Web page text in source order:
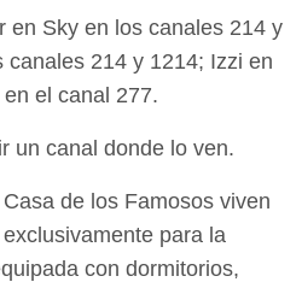
en Sky en los canales 214 y
canales 214 y 1214; Izzi en
el canal 277.
un canal donde lo ven.
de los Famosos viven
para la
con dormitorios,